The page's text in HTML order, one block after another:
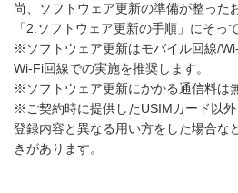
尚、ソフトウェア更新の準備が整った
「2.ソフトウェア更新の手順」にそっ
※ソフトウェア更新はモバイル回線/
Wi-Fi回線での実施を推奨します。
※ソフトウェア更新にかかる通信料は
※ご契約時に提供したUSIMカード以
登録内容と異なる用い方をした場合な
きがあります。